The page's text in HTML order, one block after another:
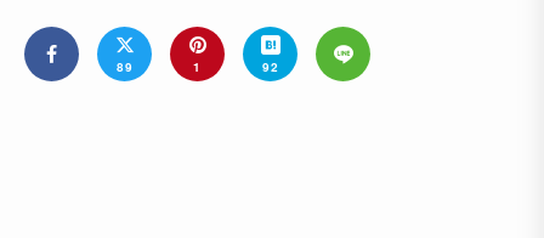
89 1 92